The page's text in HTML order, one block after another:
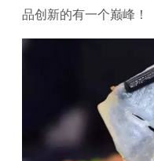
品创新的有一个巅峰！